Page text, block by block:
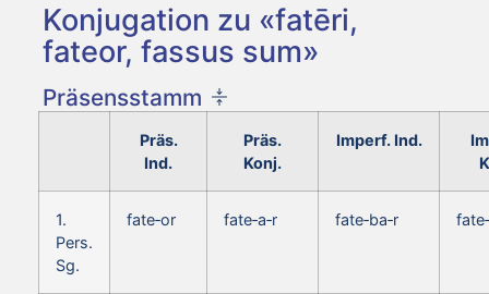
Konjugation zu «fatēri,
fateor, fassus sum»
Präsensstamm
Präs.
Ind.
Präs.
Konj.
Imperf. Ind.
1.
Pers.
Sg.
fate‑or fate‑a‑r fate‑ba‑r